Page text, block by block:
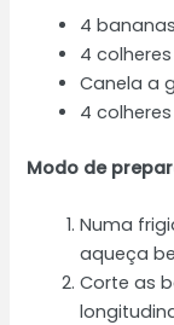
4 bananas
4
Canela a
4
Modo de
Numa
aqueça
Corte as